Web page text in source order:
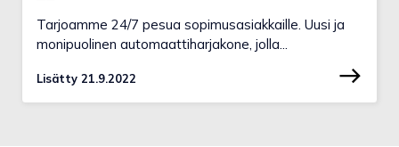
Tarjoamme 24/7 pesua sopimusasiakkaille. Uusi ja
monipuolinen automaattiharjakone, jolla...
Lisätty 21.9.2022